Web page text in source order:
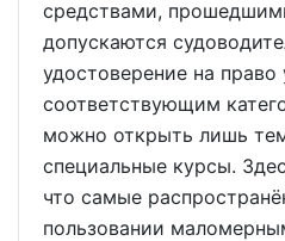
средствами,
допускаются
удостоверение на право
соответствующим
можно открыть лишь
специальные курсы.
что самые
пользовании